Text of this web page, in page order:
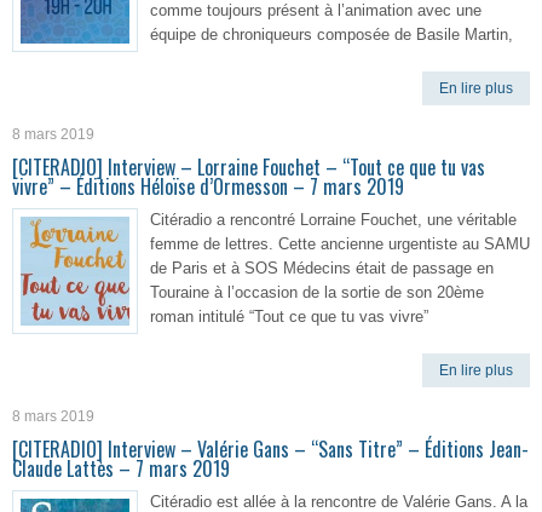
comme toujours présent à l’animation avec une
équipe de chroniqueurs composée de Basile Martin,
En lire plus
8 mars 2019
[CITERADIO] Interview – Lorraine Fouchet – “Tout ce que tu vas
vivre” – Éditions Héloïse d’Ormesson – 7 mars 2019
Citéradio a rencontré Lorraine Fouchet, une véritable
femme de lettres. Cette ancienne urgentiste au SAMU
de Paris et à SOS Médecins était de passage en
Touraine à l’occasion de la sortie de son 20ème
roman intitulé “Tout ce que tu vas vivre”
En lire plus
8 mars 2019
[CITERADIO] Interview – Valérie Gans – “Sans Titre” – Éditions Jean-
Claude Lattès – 7 mars 2019
Citéradio est allée à la rencontre de Valérie Gans. A la